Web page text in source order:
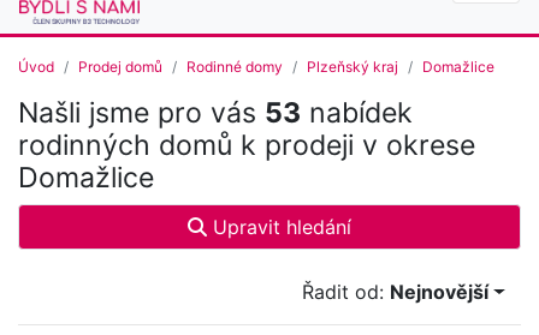
Úvod Prodej domů Rodinné domy Plzeňský kraj Domažlice
Našli jsme pro vás 53 nabídek
rodinných domů k prodeji v okrese
Domažlice
Upravit hledání
Řadit od: Nejnovější